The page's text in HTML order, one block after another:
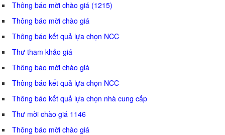
Thông báo mời chào giá (1215)
Thông báo mời chào giá
Thông báo kết quả lựa chọn NCC
Thư tham khảo giá
Thông báo mời chào giá
Thông báo kết quả lựa chọn NCC
Thông báo kết quả lựa chọn nhà cung cấp
Thư mời chào giá 1146
Thông báo mời chào giá